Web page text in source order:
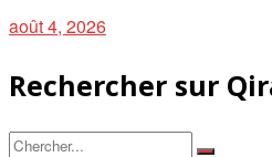
août 4, 2026
Rechercher sur